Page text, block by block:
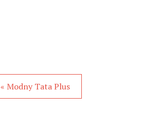
« Modny Tata Plus